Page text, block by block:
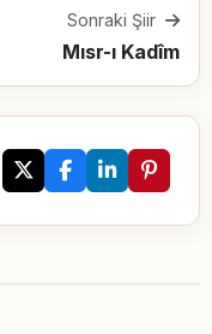
Sonraki Şiir
Mısr-ı Kadîm